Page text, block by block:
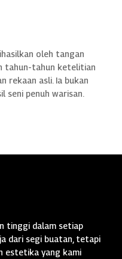
oleh tangan
tahun-tahun ketelitian
rekaan asli. Ia bukan
seni penuh warisan.
tinggi dalam setiap
dari segi buatan, tetapi
estetika yang kami